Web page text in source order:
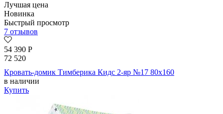
Лучшая цена
Новинка
Быстрый просмотр
7 отзывов
54 390 Р
72 520
Кровать-домик Тимберика Кидс 2-яр №17 80х160
в наличии
Купить